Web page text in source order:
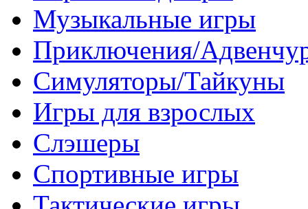
Музыкальные игры
Приключения/
Симуляторы/Тайкуны
Игры для взрослых
Слэшеры
Спортивные игры